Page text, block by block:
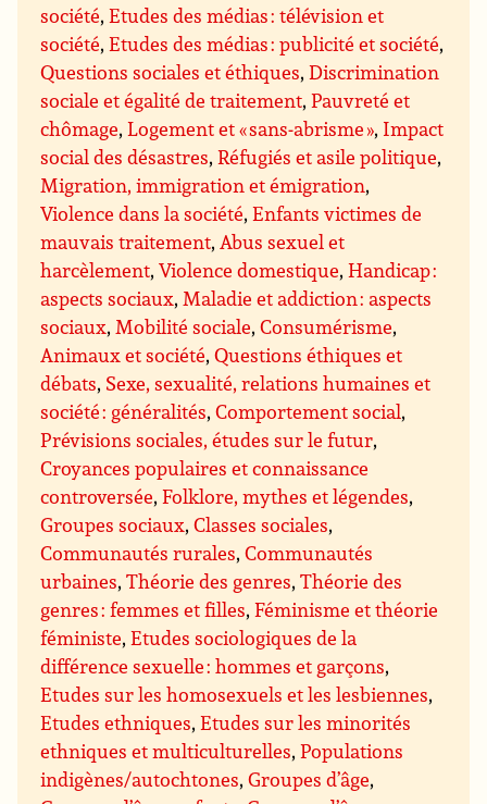
société,Etudes des médias : télévision et
société,Etudes des médias : publicité et société,
Questions sociales et éthiques,Discrimination
sociale et égalité de traitement,Pauvreté et
chômage,Logement et « sans-abrisme », Impact
social des désastres,Réfugiés et asile politique,
Migration, immigration et émigration,
Violence dans la société,Enfants victimes de
mauvais traitement,Abus sexuel et
harcèlement,Violence domestique,Handicap :
aspects sociaux,Maladie et addiction : aspects
sociaux,Mobilité sociale,Consumérisme,
Animaux et société,Questions éthiques et
débats, Sexe, sexualité, relations humaines et
société : généralités,Comportement social,
Prévisions sociales, études sur le futur,
Croyances populaires et connaissance
controversée,Folklore, mythes et légendes,
Groupes sociaux,Classes sociales,
Communautés rurales,Communautés
urbaines,Théorie des genres,Théorie des
genres : femmes et filles,Féminisme et théorie
féministe,Etudes sociologiques de la
différence sexuelle : hommes et garçons,
Etudes sur les homosexuels et les lesbiennes,
Etudes ethniques,Etudes sur les minorités
ethniques et multiculturelles,Populations
indigènes/autochtones,Groupes d’âge,